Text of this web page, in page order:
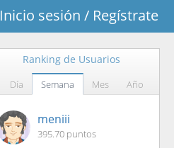
Inicio sesión / Regístrate
Ranking de Usuarios
Día Semana Mes Año
meniii
395.70 puntos